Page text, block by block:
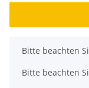
x
Bitte beachten
Bitte beachten